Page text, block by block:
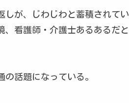
が、じわじわと蓄積されてい
、看護師・介護士あるあるだと
話題になっている。